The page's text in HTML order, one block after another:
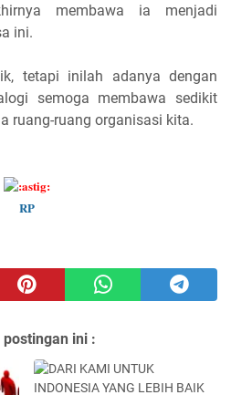
membawa ia menjadi
ini.
tetapi inilah adanya dengan
semoga membawa sedikit
ruang-ruang organisasi kita.
RP
ini :